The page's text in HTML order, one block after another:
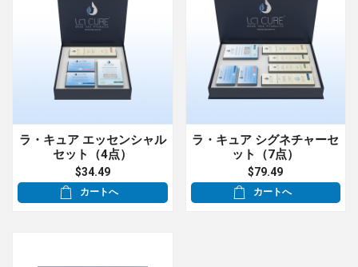
ラ・キュア エッセンシャル
セット（4点）
$34.49
カートへ
ラ・キュア シグネチャーセ
ット（7点）
$79.49
カートへ